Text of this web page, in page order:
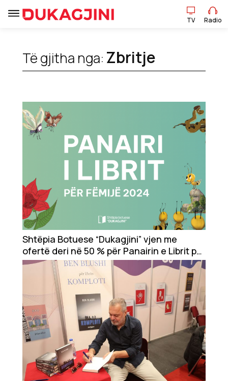
Sport
Pikëpamje
Kulturë
Showbiz
Ekonomi
Teknologji
Udhëtime
DuVideo
TV Radio
Të gjitha nga: Zbritje
Shtëpia Botuese “Dukagjini” vjen me
ofertë deri në 50 % për Panairin e Librit për
Fëmijë